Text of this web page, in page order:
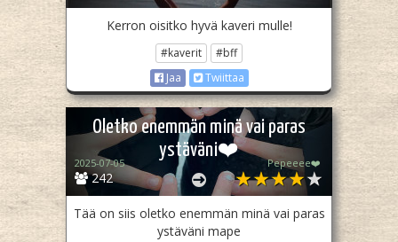
Kerron oisitko hyvä kaveri mulle!
#kaverit
#bff
Jaa
Twiittaa
Oletko enemmän minä vai paras
ystäväni❤️
242
2025-07-05 Pepeeee❤️
Tää on siis oletko enemmän minä vai paras
ystäväni mape